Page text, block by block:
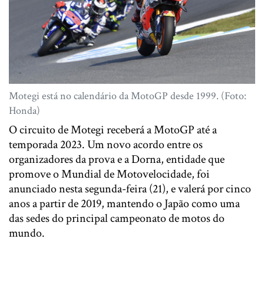
Motegi está no calendário da MotoGP desde 1999. (Foto:
Honda)
O circuito de Motegi receberá a MotoGP até a
temporada 2023. Um novo acordo entre os
organizadores da prova e a Dorna, entidade que
promove o Mundial de Motovelocidade, foi
anunciado nesta segunda-feira (21), e valerá por cinco
anos a partir de 2019, mantendo o Japão como uma
das sedes do principal campeonato de motos do
mundo.